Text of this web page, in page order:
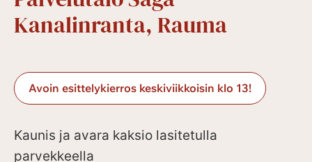
Kanalinranta, Rauma
Avoin esittelykierros keskiviikkoisin klo 13!
Kaunis ja avara kaksio lasitetulla
parvekkeella